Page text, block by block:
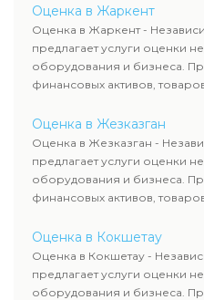
определяют рыночную
рассчитывают ущерб. Все
требованиям
сделок, кредитования и
Оценка в Жаркент
Оценка в Жаркент -
предлагает услуги оценки
оборудования и бизнеса.
финансовых активов,
оценка животных и
определяют рыночную
рассчитывают ущерб. Все
требованиям
сделок, кредитования и
Оценка в Жезказган
Оценка в Жезказган -
предлагает услуги оценки
оборудования и бизнеса.
финансовых активов,
оценка животных и
определяют рыночную
рассчитывают ущерб. Все
требованиям
сделок, кредитования и
Оценка в Кокшетау
Оценка в Кокшетау -
предлагает услуги оценки
оборудования и бизнеса.